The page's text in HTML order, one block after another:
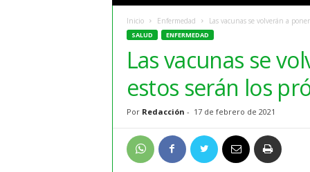
o
Inicio Enfermedad Las vacunas se volverán a
SALUD ENFERMEDAD
Las vacunas se
estos serán los
Por Redacción - 17 de febrero de 2021